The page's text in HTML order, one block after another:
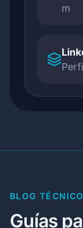
m
BLOG TÉCNICO
Guías